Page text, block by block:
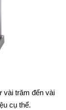
vài trăm đến vài
cụ thể.